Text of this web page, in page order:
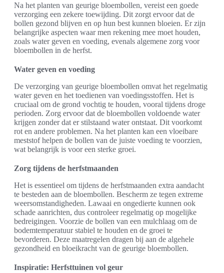
Na het planten van geurige bloembollen, vereist een goede
verzorging een zekere toewijding. Dit zorgt ervoor dat de
bollen gezond blijven en op hun best kunnen bloeien. Er zijn
belangrijke aspecten waar men rekening mee moet houden,
zoals water geven en voeding, evenals algemene zorg voor
bloembollen in de herfst.
Water geven en voeding
De verzorging van geurige bloembollen omvat het regelmatig
water geven en het toedienen van voedingsstoffen. Het is
cruciaal om de grond vochtig te houden, vooral tijdens droge
perioden. Zorg ervoor dat de bloembollen voldoende water
krijgen zonder dat er stilstaand water ontstaat. Dit voorkomt
rot en andere problemen. Na het planten kan een vloeibare
meststof helpen de bollen van de juiste voeding te voorzien,
wat belangrijk is voor een sterke groei.
Zorg tijdens de herfstmaanden
Het is essentieel om tijdens de herfstmaanden extra aandacht
te besteden aan de bloembollen. Bescherm ze tegen extreme
weersomstandigheden. Lawaai en ongedierte kunnen ook
schade aanrichten, dus controleer regelmatig op mogelijke
bedreigingen. Voorzie de bollen van een mulchlaag om de
bodemtemperatuur stabiel te houden en de groei te
bevorderen. Deze maatregelen dragen bij aan de algehele
gezondheid en bloeikracht van de geurige bloembollen.
Inspiratie: Herfsttuinen vol geur